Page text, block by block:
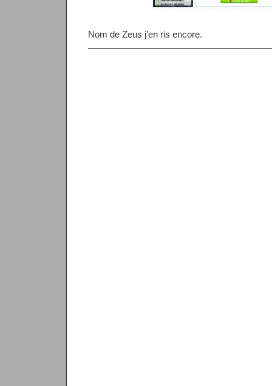
Nom de Zeus j’en ris encore.